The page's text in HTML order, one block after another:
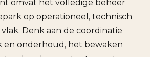
omvat het volledige beheer
op operationeel, technisch
Denk aan de coordinatie
en onderhoud, het bewaken